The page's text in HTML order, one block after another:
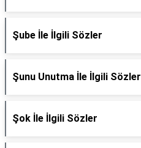
Şube İle İlgili Sözler
Şunu Unutma İle İlgili Sözler
Şok İle İlgili Sözler